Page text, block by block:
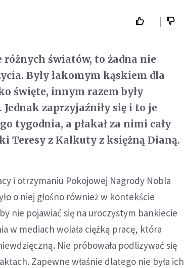
różnych światów, to żadna nie
Były łakomym kąskiem dla
święte, innym razem były
zaprzyjaźniły się i to je
tygodnia, a płakał za nimi cały
Teresy z Kalkuty z księżną Dianą.
i otrzymaniu Pokojowej Nagrody Nobla
o niej głośno również w kontekście
nie pojawiać się na uroczystym bankiecie
w mediach wolała ciężką pracę, która
Nie próbowała podlizywać się
Zapewne właśnie dlatego nie była ich